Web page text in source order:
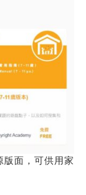
版面，可供用家